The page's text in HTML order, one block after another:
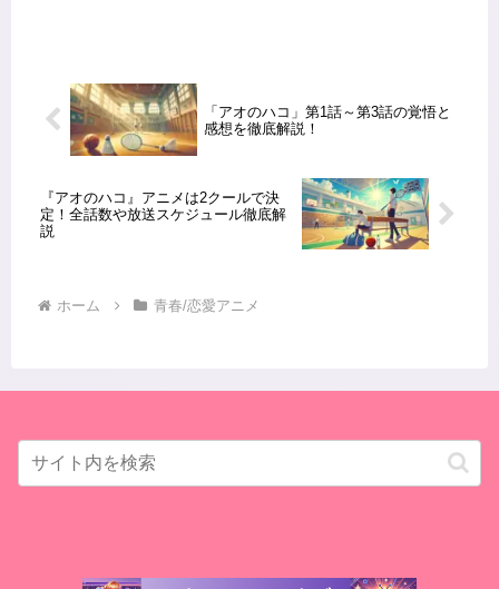
「アオのハコ」第1話～第3話の覚悟と
感想を徹底解説！
『アオのハコ』アニメは2クールで決
定！全話数や放送スケジュール徹底解
説
ホーム 青春/恋愛アニメ